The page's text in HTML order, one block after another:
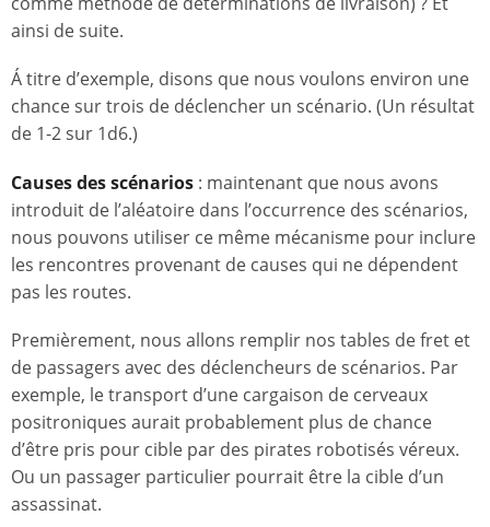
ainsi de suite.
Á titre d’exemple, disons que nous voulons environ une
chance sur trois de déclencher un scénario. (Un résultat
de 1-2 sur 1d6.)
Causes des scénarios : maintenant que nous avons
introduit de l’aléatoire dans l’occurrence des scénarios,
nous pouvons utiliser ce même mécanisme pour inclure
les rencontres provenant de causes qui ne dépendent
pas les routes.
Premièrement, nous allons remplir nos tables de fret et
de passagers avec des déclencheurs de scénarios. Par
exemple, le transport d’une cargaison de cerveaux
positroniques aurait probablement plus de chance
d’être pris pour cible par des pirates robotisés véreux.
Ou un passager particulier pourrait être la cible d’un
assassinat.